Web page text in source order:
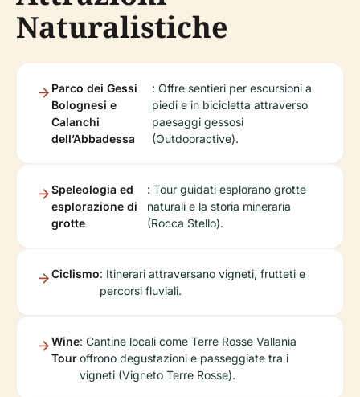
Naturalistiche
Parco dei Gessi
Bolognesi e
Calanchi
dell’Abbadessa
: Offre sentieri per escursioni a
piedi e in bicicletta attraverso
paesaggi gessosi
(Outdooractive).
Speleologia ed
esplorazione di
grotte
: Tour guidati esplorano grotte
naturali e la storia mineraria
(Rocca Stello).
Ciclismo: Itinerari attraversano vigneti, frutteti e
percorsi fluviali.
Wine
Tour
: Cantine locali come Terre Rosse Vallania
offrono degustazioni e passeggiate tra i
vigneti (Vigneto Terre Rosse).